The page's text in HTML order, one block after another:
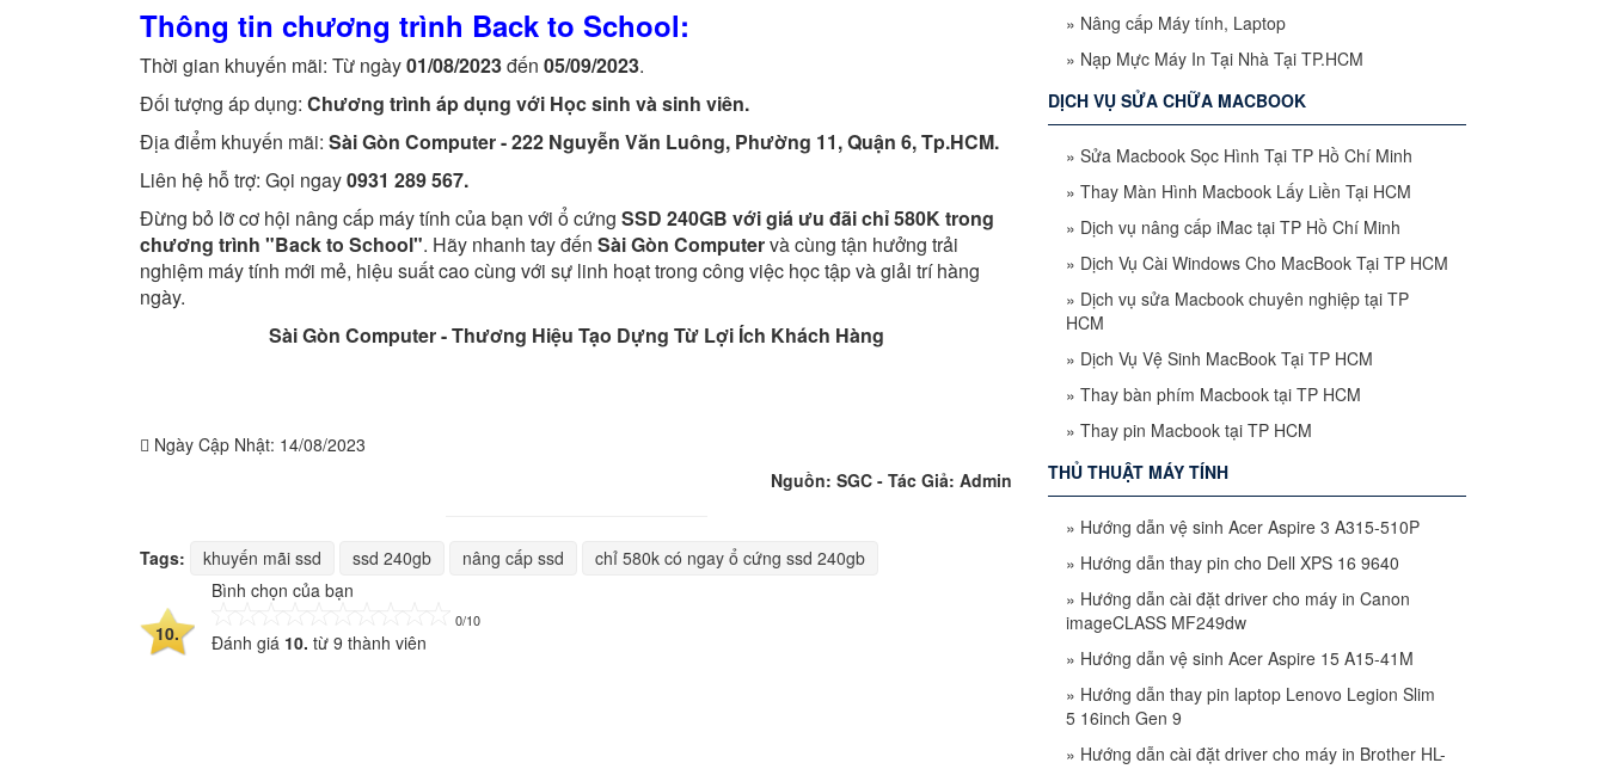
Thông tin chương trình Back to School:
Thời gian khuyến mãi: Từ ngày01/08/2023đến 05/09/2023.
Đối tượng áp dụng: Chương trình áp dụng với Học sinh và sinh viên.
Địa điểm khuyến mãi: Sài Gòn Computer - 222 Nguyễn Văn Luông, Phường 11, Quận 6, Tp.HCM.
Liên hệ hỗ trợ: Gọi ngay0931 289 567.
Đừng bỏ lỡ cơ hội nâng cấp máy tính của bạn với ổ cứng SSD 240GB với giá ưu đãi chỉ 580K trong
chương trình "Back to School". Hãy nhanh tay đến Sài Gòn Computervà cùng tận hưởng trải
nghiệm máy tính mới mẻ, hiệu suất cao cùng với sự linh hoạt trong công việc học tập và giải trí hàng
ngày.
Sài Gòn Computer - Thương Hiệu Tạo Dựng Từ Lợi Ích Khách Hàng
Ngày Cập Nhật: 14/08/2023
Nguồn: SGC - Tác Giả: Admin
Tags: khuyến mãi ssd ssd 240gb nâng cấp ssd chỉ 580k có ngay ổ cứng ssd 240gb
10.
Bình chọn của bạn
0/10
Đánh giá 10. từ 9 thành viên
» Nâng cấp Máy tính, Laptop
» Nạp Mực Máy In Tại Nhà Tại TP.HCM
DỊCH VỤ SỬA CHỮA MACBOOK
» Sửa Macbook Sọc Hình Tại TP Hồ Chí Minh
» Thay Màn Hình Macbook Lấy Liền Tại HCM
» Dịch vụ nâng cấp iMac tại TP Hồ Chí Minh
» Dịch Vụ Cài Windows Cho MacBook Tại TP HCM
» Dịch vụ sửa Macbook chuyên nghiệp tại TP
HCM
» Dịch Vụ Vệ Sinh MacBook Tại TP HCM
» Thay bàn phím Macbook tại TP HCM
» Thay pin Macbook tại TP HCM
THỦ THUẬT MÁY TÍNH
» Hướng dẫn vệ sinh Acer Aspire 3 A315-510P
» Hướng dẫn thay pin cho Dell XPS 16 9640
» Hướng dẫn cài đặt driver cho máy in Canon
imageCLASS MF249dw
» Hướng dẫn vệ sinh Acer Aspire 15 A15-41M
» Hướng dẫn thay pin laptop Lenovo Legion Slim
5 16inch Gen 9
» Hướng dẫn cài đặt driver cho máy in Brother HL-